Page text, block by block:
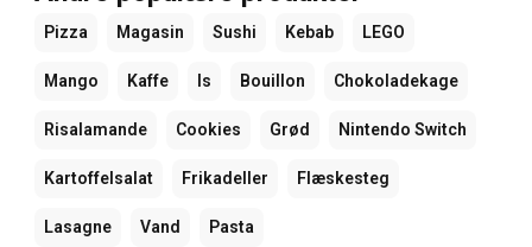
Pizza Magasin Sushi Kebab LEGO
Mango Kaffe Is Bouillon Chokoladekage
Risalamande Cookies Grød Nintendo Switch
Kartoffelsalat Frikadeller Flæskesteg
Lasagne Vand Pasta